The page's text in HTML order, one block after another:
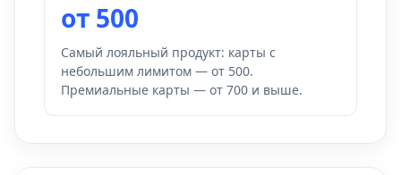
от 500
Самый лояльный продукт: карты с
небольшим лимитом — от 500.
Премиальные карты — от 700 и выше.